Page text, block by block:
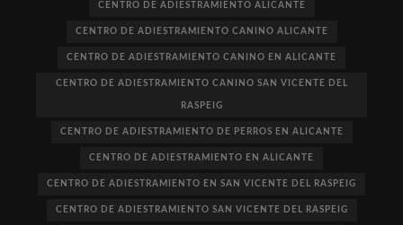
CENTRO DE ADIESTRAMIENTO ALICANTE
CENTRO DE ADIESTRAMIENTO CANINO ALICANTE
CENTRO DE ADIESTRAMIENTO CANINO EN ALICANTE
CENTRO DE ADIESTRAMIENTO CANINO SAN VICENTE DEL
RASPEIG
CENTRO DE ADIESTRAMIENTO DE PERROS EN ALICANTE
CENTRO DE ADIESTRAMIENTO EN ALICANTE
CENTRO DE ADIESTRAMIENTO EN SAN VICENTE DEL RASPEIG
CENTRO DE ADIESTRAMIENTO SAN VICENTE DEL RASPEIG